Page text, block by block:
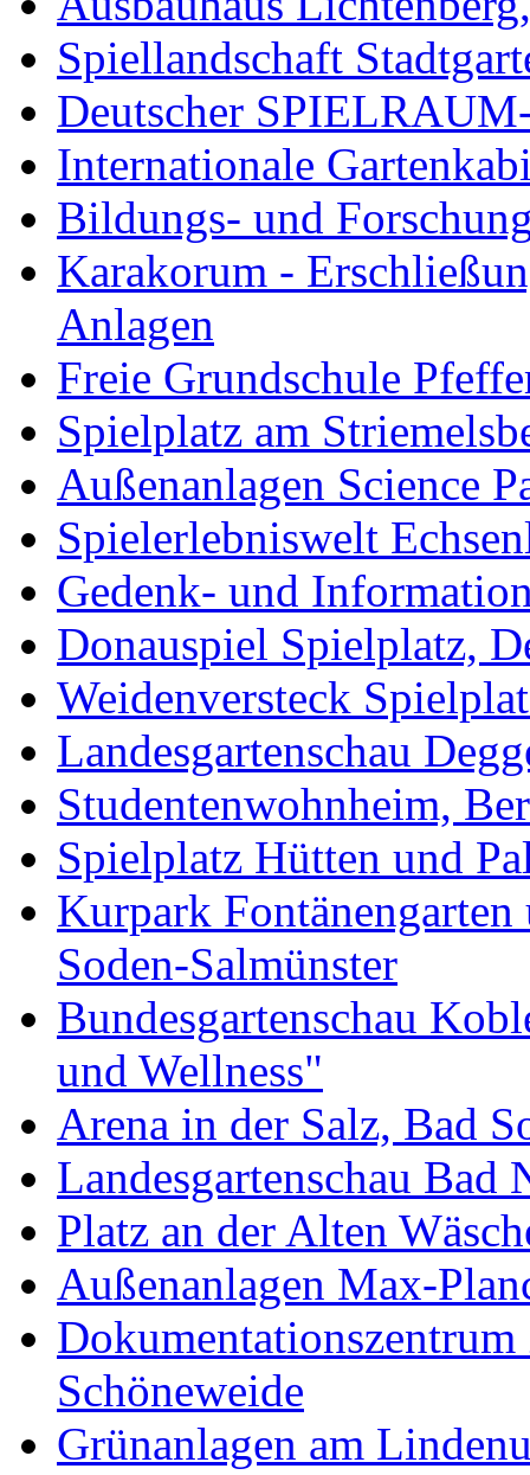
Spiellandschaft
Deutscher
Internationale
Bildungs- und
Karakorum -
Anlagen
Freie Grundschule
Spielplatz am
Außenanlagen Science
Spielerlebniswelt
Gedenk- und
Donauspiel Spielplatz,
Weidenversteck
Landesgartenschau
Studentenwohnheim,
Spielplatz Hütten und
Kurpark
Soden-Salmünster
Bundesgartenschau
und Wellness"
Arena in der Salz, Bad
Landesgartenschau Bad
Platz an der Alten
Außenanlagen Max-
Schöneweide
Grünanlagen am